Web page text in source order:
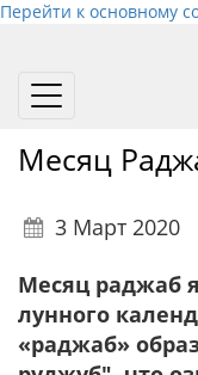
Перейти к основному
Toggle
Месяц
3 Март 2020
Месяц раджаб
лунного
«раджаб»